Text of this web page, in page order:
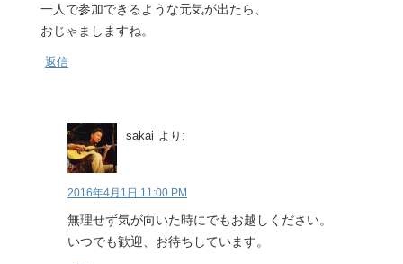
一人で参加できるような元気が出たら、
おじゃましますね。
返信
sakai より:
2016年4月1日 11:00 PM
無理せず気が向いた時にでもお越しください。
いつでも歓迎、お待ちしています。